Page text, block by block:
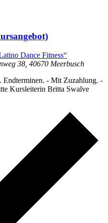
Dance Fitness“
38, 40670 Meerbusch
Endterminen. - Mit Zuzahlung. -
Kursleiterin Britta Swalve